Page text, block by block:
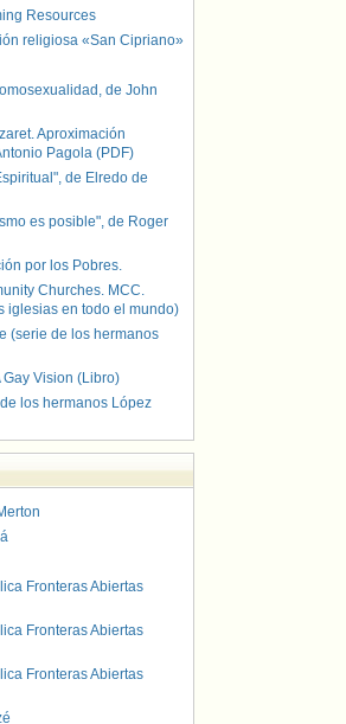
Resources
religiosa «San Cipriano»
de John
Aproximación
Pagola (PDF)
de Elredo de
es posible", de Roger
por los Pobres.
Churches. MCC.
iglesias en todo el mundo)
(serie de los hermanos
Gay Vision (Libro)
los hermanos López
Fronteras Abiertas
Fronteras Abiertas
Fronteras Abiertas